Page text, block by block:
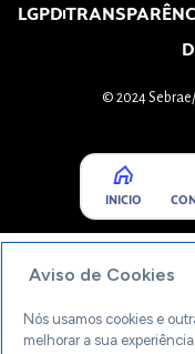
LGPD
© 2024
INICIO
Aviso de Cookies
Nós usamos cookies e
melhorar a sua